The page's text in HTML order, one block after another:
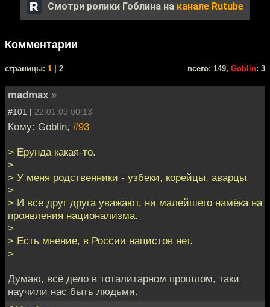
Смотри ролики Гоблина на канале Rutube
Комментарии
cтраницы: 1 | 2 всего: 149, Goblin: 3
madmax »
#101 | 22.01.09 00:13
Кому: Goblin, #93
> Ерунда какая-то.
>
> У меня родственники - узбеки, корейцы, аварцы.
>
> И все друг друга уважают, ни малейшего намёка на
проявления национализма.
>
> Есть мнение, в России нацистов нет.
>
Думаю, всё дело в тоталитарном прошлом, таки
научили нас быть людьми.